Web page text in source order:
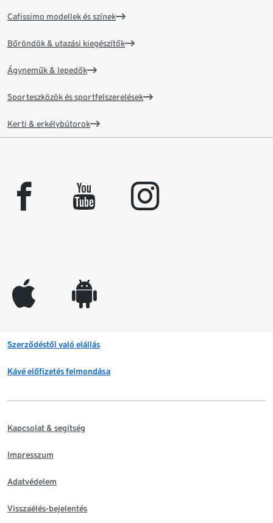
Cafissimo modellek és színek
Bőröndök & utazási kiegészítők
Ágyneműk & lepedők
Sporteszközök és sportfelszerelések
Kerti & erkélybútorok
facebook youtube instagram
appleinc android
Szerződéstől való elállás
Kávé előfizetés felmondása
Kapcsolat & segítség
Impresszum
Adatvédelem
Visszaélés-bejelentés